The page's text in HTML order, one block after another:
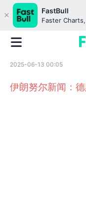
FastBull
Faster
2025-06-13 00:05
伊朗努尔新闻：